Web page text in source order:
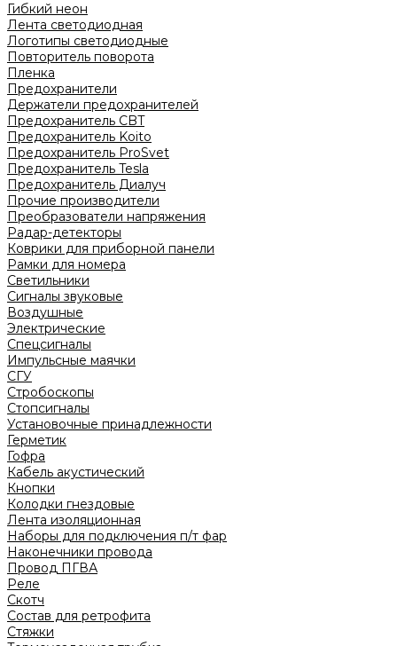
Гибкий неон
Лента светодиодная
Логотипы светодиодные
Повторитель поворота
Пленка
Предохранители
Держатели предохранителей
Предохранитель CBT
Предохранитель Koito
Предохранитель ProSvet
Предохранитель Tesla
Предохранитель Диалуч
Прочие производители
Преобразователи напряжения
Радар-детекторы
Коврики для приборной панели
Рамки для номера
Светильники
Сигналы звуковые
Воздушные
Электрические
Спецсигналы
Импульсные маячки
СГУ
Стробоскопы
Стопсигналы
Установочные принадлежности
Герметик
Гофра
Кабель акустический
Кнопки
Колодки гнездовые
Лента изоляционная
Наборы для подключения п/т фар
Наконечники провода
Провод ПГВА
Реле
Скотч
Состав для ретрофита
Стяжки